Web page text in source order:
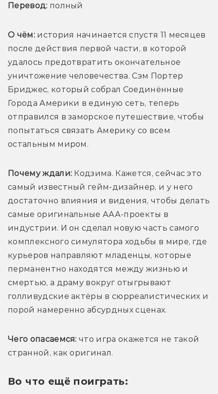
Перевод: полный
О чём: история начинается спустя 11 месяцев
после действия первой части, в которой
удалось предотвратить окончательное
уничтожение человечества. Сэм Портер
Бриджес, который собрал Соединённые
Города Америки в единую сеть, теперь
отправился в заморское путешествие, чтобы
попытаться связать Америку со всем
остальным миром.
Почему ждали: Кодзима. Кажется, сейчас это
самый известный гейм-дизайнер, и у него
достаточно влияния и видения, чтобы делать
самые оригинальные ААА-проекты в
индустрии. И он сделал новую часть самого
комплексного симулятора ходьбы в мире, где
курьеров направляют младенцы, которые
перманентно находятся между жизнью и
смертью, а драму вокруг отыгрывают
голливудские актёры в сюрреалистических и
порой намеренно абсурдных сценах.
Чего опасаемся: что игра окажется не такой
странной, как оригинал.
Во что ещё поиграть: